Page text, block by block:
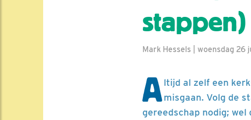
Mark Hessels | woensdag 26
Altijd al zelf een
misgaan. Volg de
gereedschap nodig;